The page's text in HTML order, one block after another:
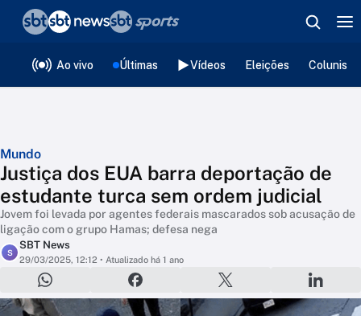
Ao vivo Últimas Vídeos Eleições
Mundo
Justiça dos EUA barra deportação de
estudante turca sem ordem judicial
Jovem foi levada por agentes federais mascarados sob acusação de
ligação com o grupo Hamas; defesa nega
S
SBT News
29/03/2025, 12:12 • Atualizado há 1 ano
❮voltar
Editorias